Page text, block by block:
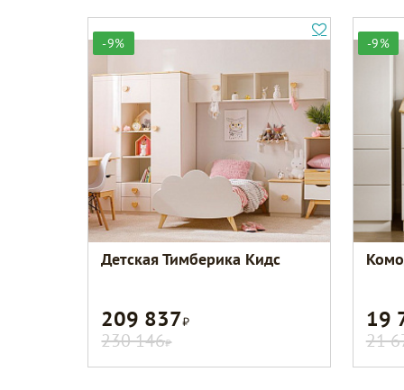
-9%
Детская Тимберика Кидс
209 837Р
230 146Р
-9%
19
21